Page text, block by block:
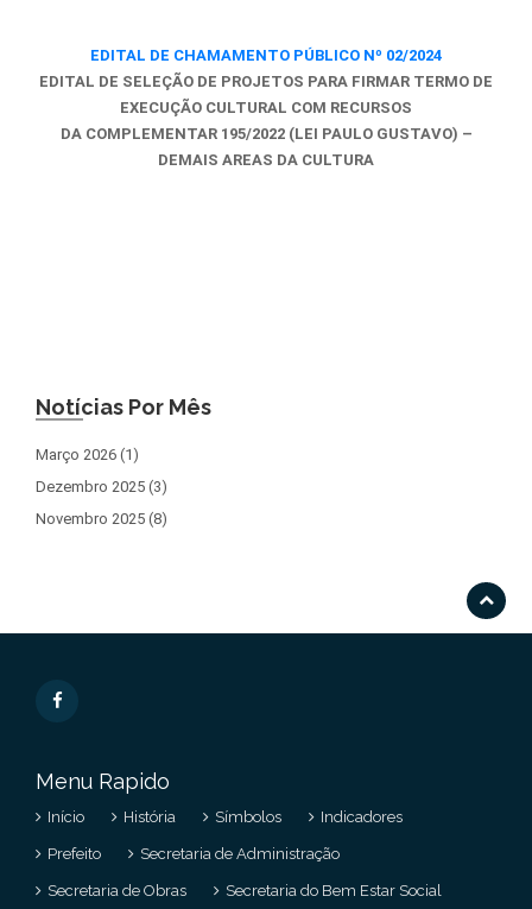
EDITAL DE CHAMAMENTO PÚBLICO Nº 02/2024
EDITAL DE SELEÇÃO DE PROJETOS PARA FIRMAR TERMO DE
EXECUÇÃO CULTURAL COM RECURSOS
DA COMPLEMENTAR 195/2022 (LEI PAULO GUSTAVO) –
DEMAIS AREAS DA CULTURA
Notícias Por Mês
Março 2026 (1)
Dezembro 2025 (3)
Novembro 2025 (8)
Menu Rapido
Início História Símbolos Indicadores
Prefeito Secretaria de Administração
Secretaria de Obras Secretaria do Bem Estar Social